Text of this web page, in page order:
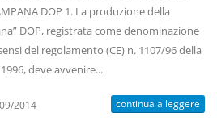
DOP 1. La produzione della
DOP, registrata come denominazione
del regolamento (CE) n. 1107/96 della
deve avvenire...
2014 continua a leggere